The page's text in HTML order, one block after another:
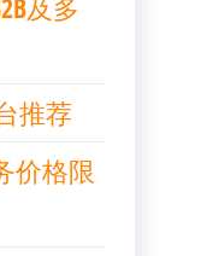
及多
推荐
价格限